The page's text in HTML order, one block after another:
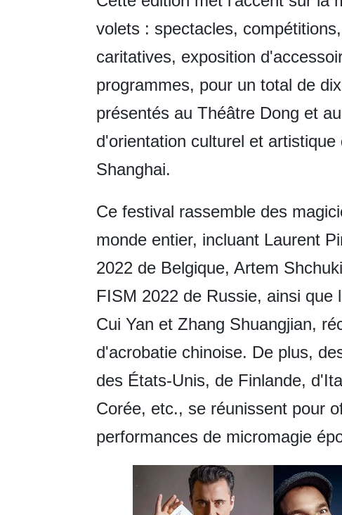
volets : spectacles,
caritatives, exposition
programmes, pour un total de
présentés au Théâtre Dong et
d'orientation culturel et
Shanghai.
Ce festival rassemble des
monde entier, incluant Laurent
2022 de Belgique, Artem
FISM 2022 de Russie, ainsi que
Cui Yan et Zhang Shuangjian,
d'acrobatie chinoise. De plus,
des États-Unis, de Finlande,
Corée, etc., se réunissent pour
performances de micromagie